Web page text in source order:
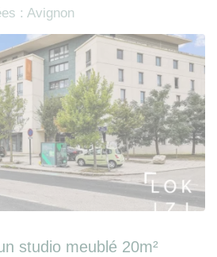
: Avignon
studio meublé 20m²